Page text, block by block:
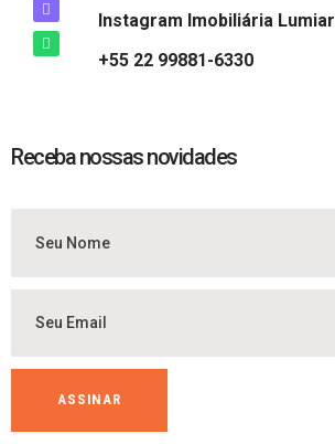
Instagram Imobiliária Lumiar
+55 22 99881-6330
Receba nossas novidades